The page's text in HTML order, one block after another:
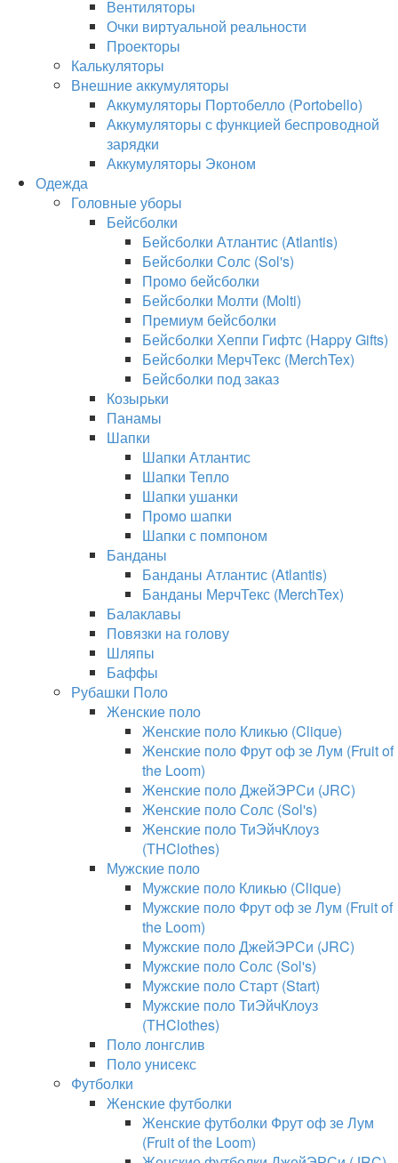
Вентиляторы
Очки виртуальной реальности
Проекторы
Калькуляторы
Внешние аккумуляторы
Аккумуляторы Портобелло (Portobello)
Аккумуляторы с функцией беспроводной
зарядки
Аккумуляторы Эконом
Одежда
Головные уборы
Бейсболки
Бейсболки Атлантис (Atlantis)
Бейсболки Солс (Sol's)
Промо бейсболки
Бейсболки Молти (Molti)
Премиум бейсболки
Бейсболки Хеппи Гифтс (Happy Gifts)
Бейсболки МерчТекс (MerchTex)
Бейсболки под заказ
Козырьки
Панамы
Шапки
Шапки Атлантис
Шапки Тепло
Шапки ушанки
Промо шапки
Шапки с помпоном
Банданы
Банданы Атлантис (Atlantis)
Банданы МерчТекс (MerchTex)
Балаклавы
Повязки на голову
Шляпы
Баффы
Рубашки Поло
Женские поло
Женские поло Кликью (Clique)
Женские поло Фрут оф зе Лум (Fruit of
the Loom)
Женские поло ДжейЭРСи (JRC)
Женские поло Солс (Sol's)
Женские поло ТиЭйчКлоуз
(THClothes)
Мужские поло
Мужские поло Кликью (Clique)
Мужские поло Фрут оф зе Лум (Fruit of
the Loom)
Мужские поло ДжейЭРСи (JRC)
Мужские поло Солс (Sol's)
Мужские поло Старт (Start)
Мужские поло ТиЭйчКлоуз
(THClothes)
Поло лонгслив
Поло унисекс
Футболки
Женские футболки
Женские футболки Фрут оф зе Лум
(Fruit of the Loom)